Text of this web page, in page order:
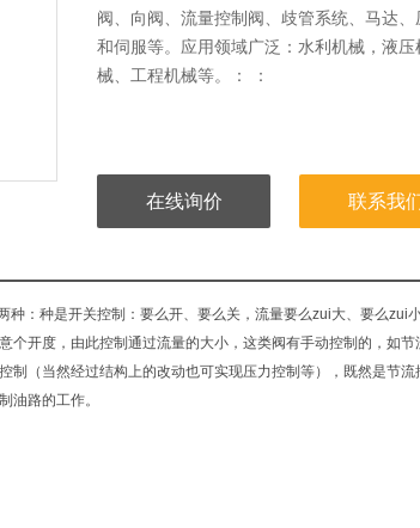
阀、向阀、流量控制阀、歧管系统、马达
和伺服等。应用领域广泛：水利机械，液
械、工程机械等。： ：
在线询价 联系我
种：种是开关控制：要么开、要么关，流量要么zui大、要么zui
开度，由此控制通过流量的大小，这类阀有手动控制的，如节
（当然经过结构上的改动也可实现压力控制等），既然是节
油路的工作。